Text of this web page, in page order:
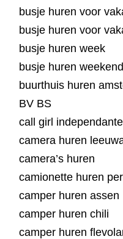
busje huren voor
busje huren voor
busje huren week
busje huren weekend
buurthuis huren
BV BS
call girl independante
camera huren
camera’s huren
camionette huren
camper huren assen
camper huren chili
camper huren